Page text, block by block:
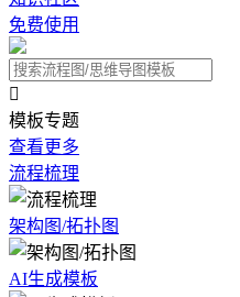
免费使用

模板专题
查看更多
流程梳理
架构图/拓扑图
AI生成模板